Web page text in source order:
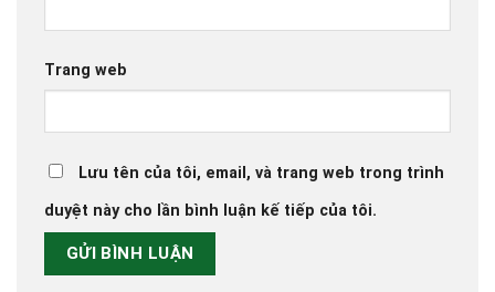
Trang web
Lưu tên của tôi, email, và trang web trong trình
duyệt này cho lần bình luận kế tiếp của tôi.